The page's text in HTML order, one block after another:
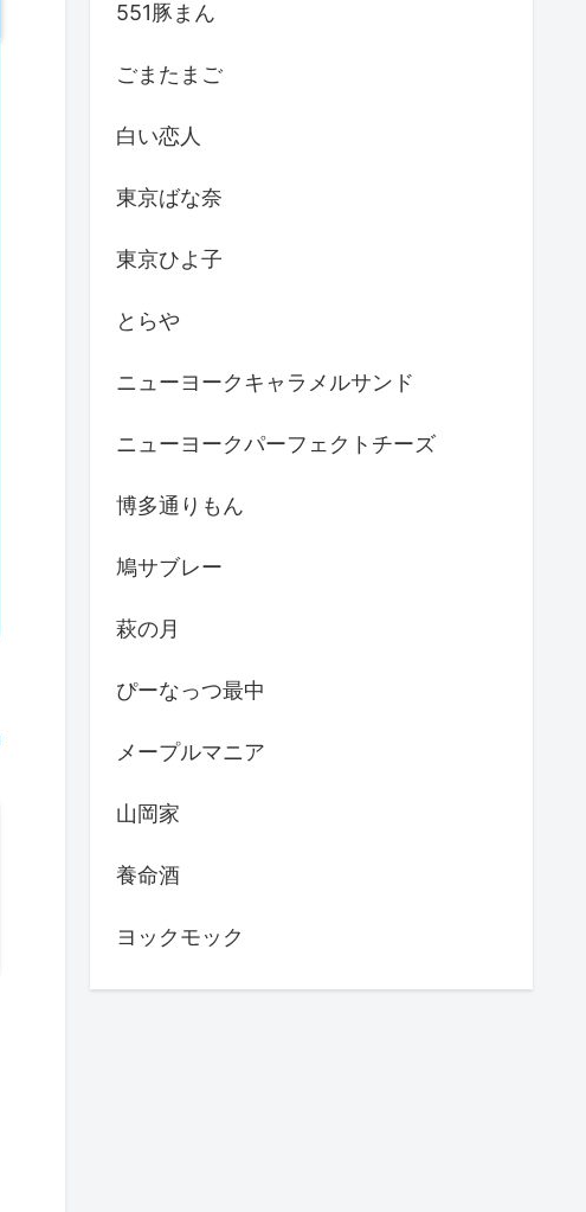
551豚まん
ごまたまご
白い恋人
東京ばな奈
東京ひよ子
とらや
ニューヨークキャラメルサンド
ニューヨークパーフェクトチーズ
博多通りもん
鳩サブレー
萩の月
ぴーなっつ最中
メープルマニア
山岡家
養命酒
ヨックモック